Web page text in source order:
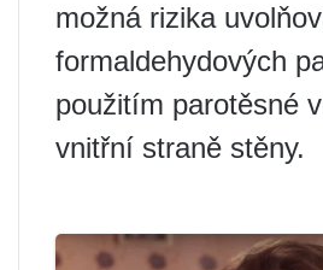
možná rizika
formaldehydových
použitím parotěsné
vnitřní straně stěny.